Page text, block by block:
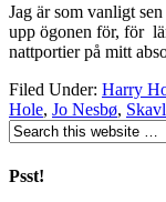
Jag är som vanligt
upp ögonen för, för
nattportier på mitt
Filed Under: Harry
Hole, Jo Nesbø,
Psst!